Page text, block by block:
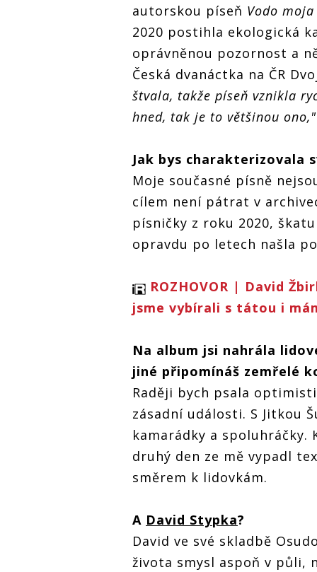
autorskou píseň Vodo moja
2020 postihla ekologická
oprávněnou pozornost a
Česká dvanáctka na ČR
štvala, takže píseň vznikla
hned, tak je to většinou ono,"
Jak bys charakterizovala
Moje současné písně
cílem není pátrat v
písničky z roku 2020,
opravdu po letech našla
ROZHOVOR | David
jsme vybírali s tátou i
Na album jsi nahrála
jiné připomínáš zemřelé
Raději bych psala
zásadní události. S Jitkou
kamarádky a spoluhráčky.
druhý den ze mě vypadl
směrem k lidovkám.
A David Stypka?
David ve své skladbě
života smysl aspoň v půli,